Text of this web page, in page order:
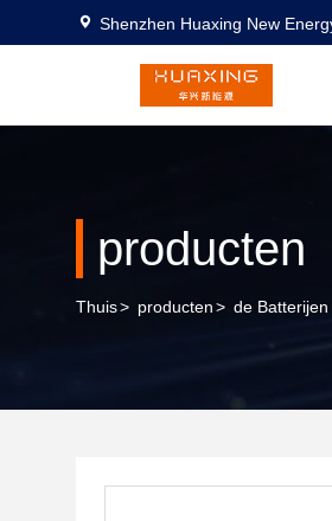
Shenzhen Huaxing New
producten
Thuis> producten> de